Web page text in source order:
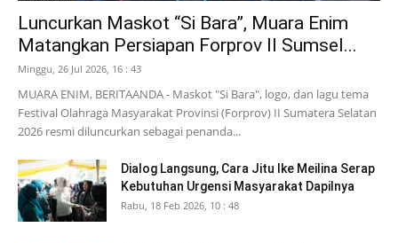
Luncurkan Maskot “Si Bara”, Muara Enim
Matangkan Persiapan Forprov II Sumsel...
Minggu, 26 Jul 2026, 16 : 43
MUARA ENIM, BERITAANDA - Maskot "Si Bara", logo, dan lagu tema
Festival Olahraga Masyarakat Provinsi (Forprov) II Sumatera Selatan
2026 resmi diluncurkan sebagai penanda...
Dialog Langsung, Cara Jitu Ike Meilina Serap
Kebutuhan Urgensi Masyarakat Dapilnya
Rabu, 18 Feb 2026, 10 : 48